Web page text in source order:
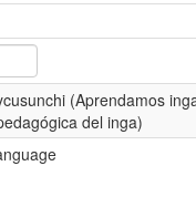
(Aprendamos
del inga)